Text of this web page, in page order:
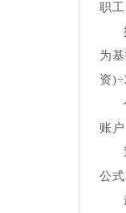
职
为
资
账
公